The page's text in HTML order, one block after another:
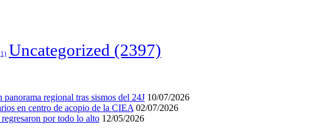
Uncategorized (2397)
regional tras sismos del 24J 10/07/2026
en centro de acopio de la CIEA 02/07/2026
por todo lo alto 12/05/2026